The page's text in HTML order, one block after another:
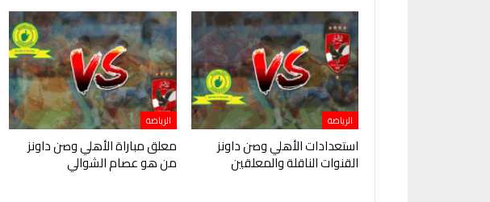
الرياضة
استعدادات الأهلي وصن داونز
القنوات الناقلة والمعلقين
الرياضة
معلق مباراة الأهلي وصن داونز
من هو عصام الشوالي